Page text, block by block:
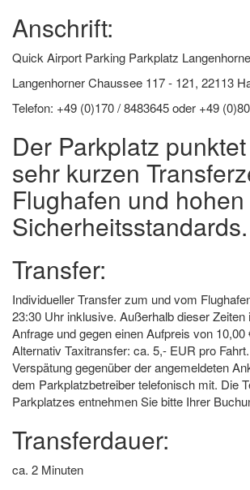
Anschrift:
Quick Airport Parking Parkplatz
Langenhorner Chaussee 117 - 121, 22113
Telefon: +49 (0)170 / 8483645 oder +49
Der Parkplatz
sehr kurzen
Flughafen und hohen
Sicherheitsstandards.
Transfer:
Individueller Transfer zum und vom
23:30 Uhr inklusive. Außerhalb dieser Zeiten
Anfrage und gegen einen Aufpreis von 10,00
Alternativ Taxitransfer: ca. 5,- EUR pro
Verspätung gegenüber der angemeldeten
dem Parkplatzbetreiber telefonisch mit. Die
Parkplatzes entnehmen Sie bitte Ihrer
Transferdauer:
ca. 2 Minuten